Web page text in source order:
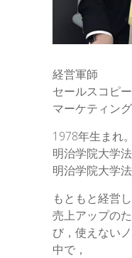
経営軍師
セールスコピ
マーケティン
1978年生まれ。
明治学院大学
明治学院大学
もともと経営
売上アップの
び，使えない
中で，